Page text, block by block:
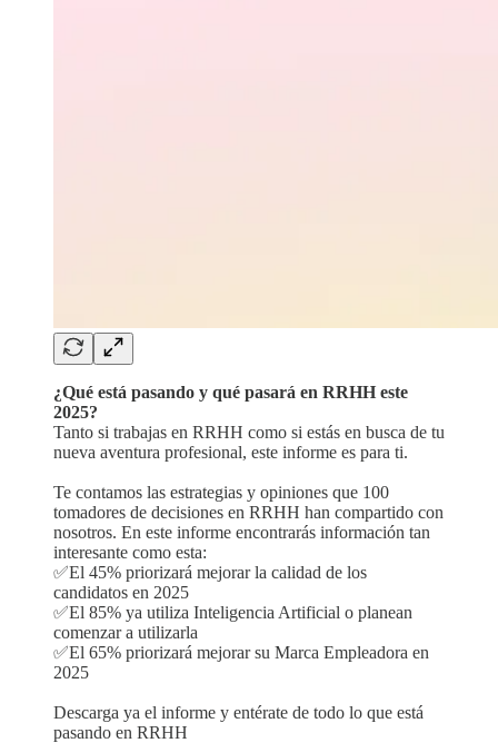
¿Qué está pasando y qué pasará en RRHH este
2025?
Tanto si trabajas en RRHH como si estás en busca de tu
nueva aventura profesional, este informe es para ti.
Te contamos las estrategias y opiniones que 100
tomadores de decisiones en RRHH han compartido con
nosotros. En este informe encontrarás información tan
interesante como esta:
✅El 45% priorizará mejorar la calidad de los
candidatos en 2025
✅El 85% ya utiliza Inteligencia Artificial o planean
comenzar a utilizarla
✅El 65% priorizará mejorar su Marca Empleadora en
2025
Descarga ya el informe y entérate de todo lo que está
pasando en RRHH